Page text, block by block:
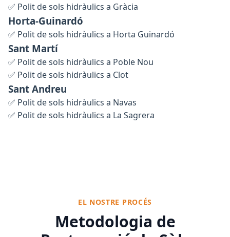
✅ Polit de sols hidràulics a Gràcia
Horta-Guinardó
✅ Polit de sols hidràulics a Horta Guinardó
Sant Martí
✅ Polit de sols hidràulics a Poble Nou
✅ Polit de sols hidràulics a Clot
Sant Andreu
✅ Polit de sols hidràulics a Navas
✅ Polit de sols hidràulics a La Sagrera
EL NOSTRE PROCÉS
Metodologia de